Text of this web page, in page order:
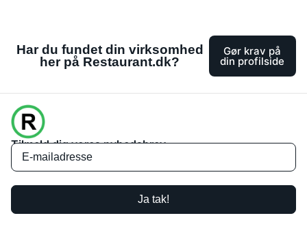
Har du fundet din virksomhed
her på Restaurant.dk?
Gør krav på
din profilside
Tilmeld dig vores nyhedsbrev
Ja tak!